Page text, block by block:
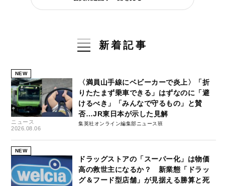
新着記事
NEW
ニュース
2026.08.06
〈満員山手線にベビーカーで炎上〉「折
りたたまず乗車できる」はずなのに「避
けるべき」「みんなで守るもの」と賛
否…JR東日本が示した見解
集英社オンライン編集部ニュース班
NEW
ドラッグストアの「スーパー化」は物価
高の救世主になるか？ 新業態「ドラッ
グ＆フード型店舗」が見据える勝算と死